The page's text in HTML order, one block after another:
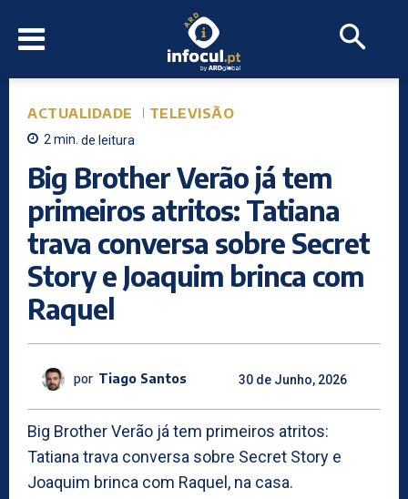
ACTUALIDADE TELEVISÃO
2min. de leitura
Big Brother Verão já tem
primeiros atritos: Tatiana
trava conversa sobre Secret
Story e Joaquim brinca com
Raquel
por Tiago Santos 30 de Junho, 2026
Big Brother Verão já tem primeiros atritos:
Tatiana trava conversa sobre Secret Story e
Joaquim brinca com Raquel, na casa.